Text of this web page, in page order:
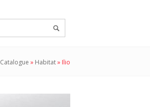
Catalogue » Habitat» Ilio